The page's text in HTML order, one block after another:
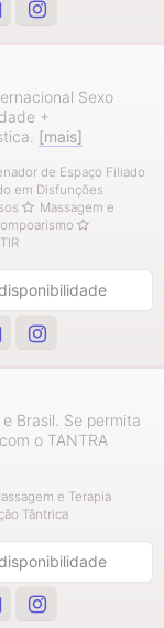
Sexo
+
[mais]
de Espaço Filiado
em Disfunções
Massagem e
TIR
Brasil. Se permita
o TANTRA
e Terapia
Tântrica